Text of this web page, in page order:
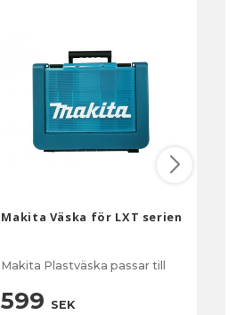
Makita Väska för LXT serien
Makita Plastväska passar till
599 SEK